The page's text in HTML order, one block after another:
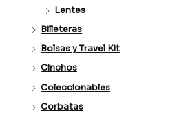
Lentes
Billeteras
Bolsas y Travel Kit
Cinchos
Coleccionables
Corbatas